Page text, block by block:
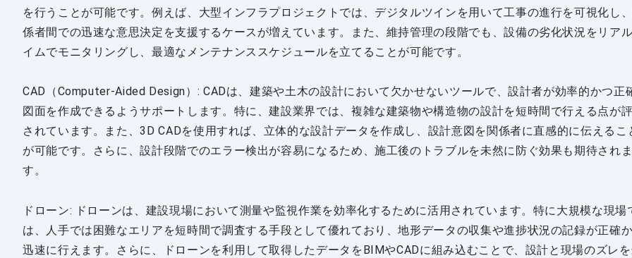
を行うことが可能です。例えば、大型インフラプロジェクトでは、デジタルツインを用いて工事の進行を可視化し
係者間での迅速な意思決定を支援するケースが増えています。また、維持管理の段階でも、設備の劣化状況をリア
イムでモニタリングし、最適なメンテナンススケジュールを立てることが可能です。
CAD（Computer-Aided Design）: CADは、建築や土木の設計において欠かせないツールで、設計者が効率的かつ正
図面を作成できるようサポートします。特に、建設業界では、複雑な建築物や構造物の設計を短時間で行える点が
されています。また、3D CADを使用すれば、立体的な設計データを作成し、設計意図を関係者に直感的に伝えるこ
が可能です。さらに、設計段階でのエラー検出が容易になるため、施工後のトラブルを未然に防ぐ効果も期待されま
す。
ドローン: ドローンは、建設現場において測量や監視作業を効率化するために活用されています。特に大規模な現場
は、人手では困難なエリアを短時間で調査する手段として優れており、地形データの収集や進捗状況の記録が正確
迅速に行えます。さらに、ドローンを利用して取得したデータをBIMやCADに組み込むことで、設計と現場のズレ